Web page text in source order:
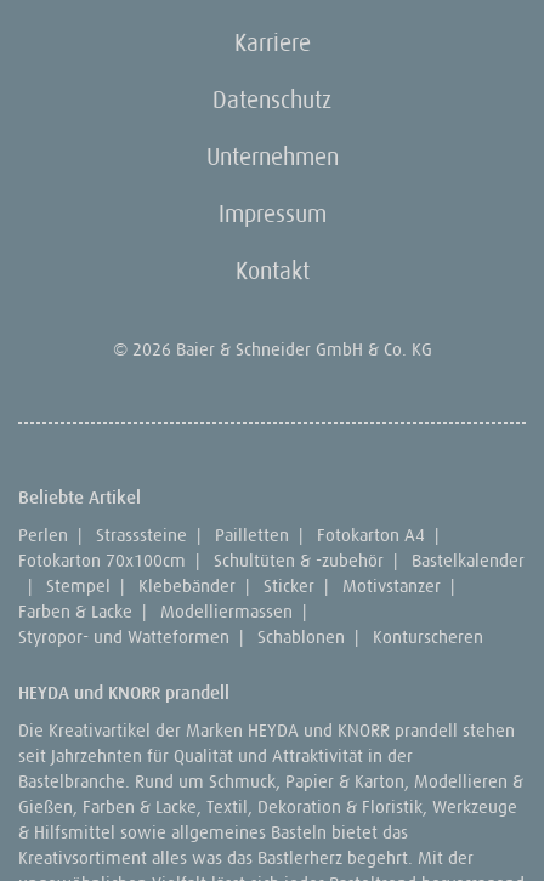
Karriere
Datenschutz
Unternehmen
Impressum
Kontakt
© 2026 Baier & Schneider GmbH & Co. KG
Beliebte Artikel
Perlen | Strasssteine | Pailletten | Fotokarton A4 |
Fotokarton 70x100cm | Schultüten & -zubehör |
Bastelkalender
|
Stempel | Klebebänder | Sticker | Motivstanzer |
Farben & Lacke | Modelliermassen |
Styropor- und Watteformen | Schablonen | Konturscheren
HEYDA und KNORR prandell
Die Kreativartikel der Marken HEYDA und KNORR prandell stehen
seit Jahrzehnten für Qualität und Attraktivität in der
Bastelbranche. Rund um Schmuck, Papier & Karton, Modellieren &
Gießen, Farben & Lacke, Textil, Dekoration & Floristik, Werkzeuge
& Hilfsmittel sowie allgemeines Basteln bietet das
Kreativsortiment alles was das Bastlerherz begehrt. Mit der